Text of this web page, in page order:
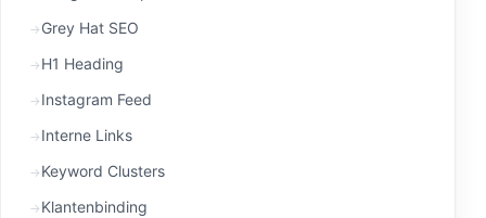
Grey Hat SEO
H1 Heading
Instagram Feed
Interne Links
Keyword Clusters
Klantenbinding